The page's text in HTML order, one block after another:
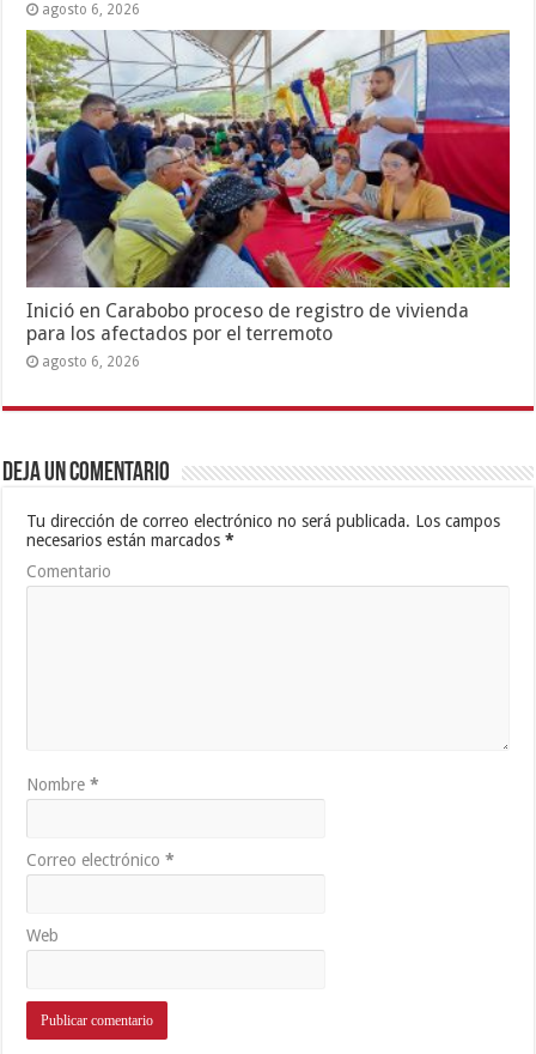
agosto 6, 2026
Inició en Carabobo proceso de registro de vivienda
para los afectados por el terremoto
agosto 6, 2026
Deja un comentario
Tu dirección de correo electrónico no será publicada. Los campos
necesarios están marcados*
Comentario
Nombre*
Correo electrónico*
Web